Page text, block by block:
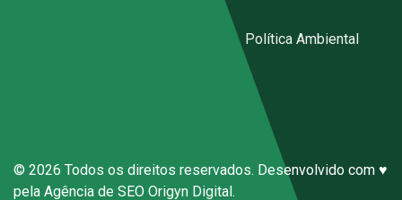
Política Ambiental
© 2026 Todos os direitos reservados. Desenvolvido com ♥
pela Agência de SEO Origyn Digital.